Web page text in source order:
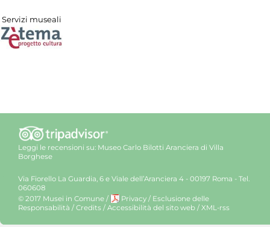
Servizi museali
Leggi le recensioni su: Museo Carlo Bilotti Aranciera di Villa
Borghese
Via Fiorello La Guardia, 6 e Viale dell’Aranciera 4 - 00197 Roma - Tel.
060608
© 2017 Musei in Comune / Privacy / Esclusione delle
Responsabilità / Credits / Accessibilità del sito web / XML-rss